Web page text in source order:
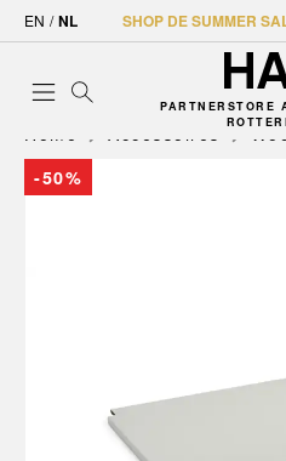
EN / NL SHOP DE SUMMER
PARTNERSTORE
Home Accessoires
-50%